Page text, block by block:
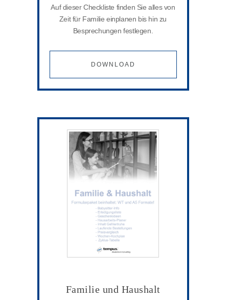
Auf dieser Checkliste finden Sie alles von
Zeit für Familie einplanen bis hin zu
Besprechungen festlegen.
DOWNLOAD
Familie und Haushalt